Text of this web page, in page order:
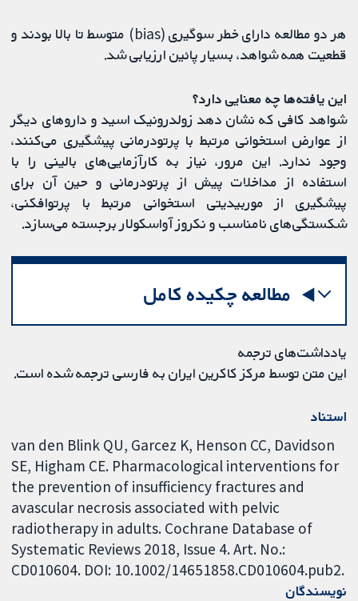
هر دو مطالعه دارای خطر سوگیری (bias) متوسط تا بالا بودند و
قطعیت همه شواهد، بسیار پائین ارزیابی شد.
این یافته‌ها چه معنایی دارد؟
شواهد کافی که نشان دهد زولدرونیک اسید و داروهای دیگر
از عوارض استخوانی مرتبط با پرتودرمانی پیشگیری می‌کنند،
وجود ندارد. این مرور، نیاز به کارآزمایی‌های بالینی را با
استفاده از مداخلات پیش از پرتودرمانی و حین آن برای
پیشگیری از موربیدیتی استخوانی مرتبط با پرتوافکنی،
شکستگی‌های نامناسب و نکروز آواسکولار برجسته می‌سازد.
مطالعه چکیده کامل
یادداشت‌های ترجمه
این متن توسط مرکز کاکرین ایران به فارسی ترجمه شده است.
استناد
van den Blink QU, Garcez K, Henson CC, Davidson
SE, Higham CE. Pharmacological interventions for
the prevention of insufficiency fractures and
avascular necrosis associated with pelvic
radiotherapy in adults. Cochrane Database of
Systematic Reviews 2018, Issue 4. Art. No.:
CD010604. DOI: 10.1002/14651858.CD010604.pub2.
نویسندگان